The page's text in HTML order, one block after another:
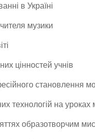
в Україні
музики
цінностей учнів
становлення
технологій на уроках
образотворчим